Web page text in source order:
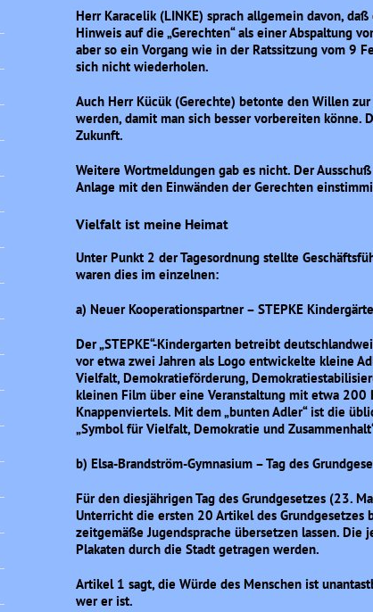
Herr Karacelik (LINKE) sprach allgemein davon,
Hinweis auf die „Gerechten“ als einer Abspaltung
aber so ein Vorgang wie in der Ratssitzung vom 9
sich nicht wiederholen.
Auch Herr Kücük (Gerechte) betonte den Willen
werden, damit man sich besser vorbereiten könne.
Zukunft.
Weitere Wortmeldungen gab es nicht. Der
Anlage mit den Einwänden der Gerechten
Vielfalt ist meine Heimat
Unter Punkt 2 der Tagesordnung stellte
waren dies im einzelnen:
a) Neuer Kooperationspartner – STEPKE
Der „STEPKE“-Kindergarten betreibt
vor etwa zwei Jahren als Logo entwickelte kleine
Vielfalt, Demokratieförderung,
kleinen Film über eine Veranstaltung mit etwa
Knappenviertels. Mit dem „bunten Adler“ ist die
„Symbol für Vielfalt, Demokratie und
b) Elsa-Brandström-Gymnasium – Tag des
Für den diesjährigen Tag des Grundgesetzes (23.
Unterricht die ersten 20 Artikel des Grundgesetzes
zeitgemäße Jugendsprache übersetzen lassen. Die
Plakaten durch die Stadt getragen werden.
Artikel 1 sagt, die Würde des Menschen ist
wer er ist.